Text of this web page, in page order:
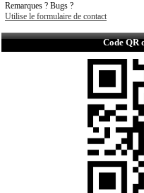
Remarques ? Bugs ?
Utilise le formulaire de contact
Code QR